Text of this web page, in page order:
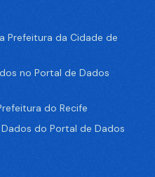
Prefeitura da Cidade de
no Portal de Dados
do Recife
do Portal de Dados